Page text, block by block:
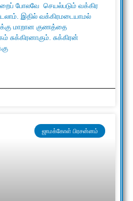
போலவே செயல்படும் வக்கிர
இதில் வக்கிரமடையாமல்
மாறான குணத்தை
சுக்கிரனாகும். சுக்கிரன்
ஜாமக்கோள் பிரசன்னம்